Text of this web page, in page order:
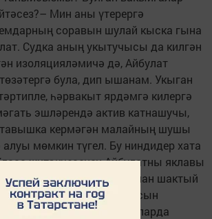
Мин аны үтерергә
соравын шулай кыска гына
Судка аның укытучысы да килгән
изоляцияләмичә дә, Айбулат
була, дип ышанам. Укыган
һәрвакыт ярдәмгә килергә
эшләрендә актив катнашучы,
тавышка кермәгән малайның шушы
мөмкин түгел. Бу ниндидер хата
җитәкчесенең Айбулатны яклавы
классташларыннан шактый
Мәктәп программасын
дә, башка чараларда